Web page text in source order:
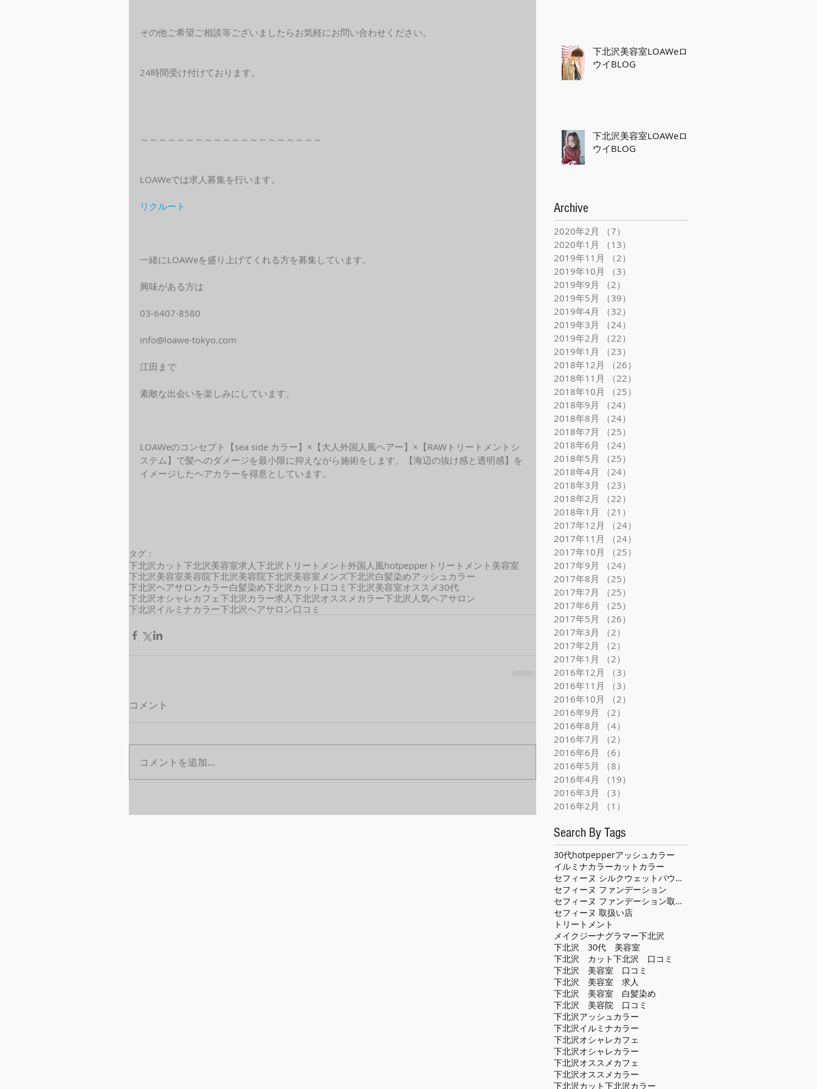
その他ご希望ご相談等ございましたらお気軽にお問い合わせください。
24時間受け付けております。
～～～～～～～～～～～～～～～～～～～～
LOAWeでは求人募集を行います。
リクルート
一緒にLOAWeを盛り上げてくれる方を募集しています。
興味がある方は
03-6407-8580
info@loawe-tokyo.com
江田まで
素敵な出会いを楽しみにしています。
LOAWeのコンセプト【sea side カラー】×【大人外国人風ヘアー】×【RAWトリートメントシ
ステム】で髪へのダメージを最小限に抑えながら施術をします。【海辺の抜け感と透明感】を
イメージしたヘアカラーを得意としています。
タグ：
下北沢カット 下北沢美容室求人下北沢トリートメント 外国人風hotpepper トリートメント 美容室
下北沢美容室美容院下北沢美容院下北沢美容室メンズ下北沢白髪染めアッシュカラー
下北沢ヘアサロンカラー白髪染め下北沢 カット 口コミ 下北沢美容室オススメ 30代
下北沢オシャレカフェ下北沢カラー求人下北沢オススメカラー下北沢人気ヘアサロン
下北沢イルミナカラー下北沢ヘアサロン口コミ
コメント
コメントを追加…
下北沢美容室LOAWeロ
ウイBLOG
下北沢美容室LOAWeロ
ウイBLOG
Archive
2020年2月 （7）
2020年1月
（13）
2019年11月
（2）
2019年10月
（3）
2019年9月
（2）
2019年5月
（39）
2019年4月
（32）
2019年3月
（24）
2019年2月
（22）
2019年1月
（23）
2018年12月
（26）
2018年11月
（22）
2018年10月
（25）
2018年9月
（24）
2018年8月
（24）
2018年7月
（25）
2018年6月
（24）
2018年5月
（25）
2018年4月
（24）
2018年3月
（23）
2018年2月
（22）
2018年1月
（21）
2017年12月
（24）
2017年11月
（24）
2017年10月
（25）
2017年9月
（24）
2017年8月
（25）
2017年7月
（25）
2017年6月
（25）
2017年5月
（26）
2017年3月
（2）
2017年2月
（2）
2017年1月
（2）
2016年12月
（3）
2016年11月
（3）
2016年10月
（2）
2016年9月
（2）
2016年8月
（4）
2016年7月
（2）
2016年6月
（6）
2016年5月
（8）
2016年4月
（19）
2016年3月
（3）
2016年2月
（1）
Search By Tags
30代hotpepperアッシュカラー
イルミナカラーカット カラー
セフィーヌ シルクウェットパウダー
セフィーヌ ファンデーション
セフィーヌ ファンデーション取扱い店
セフィーヌ 取扱い店
トリートメント
メイクジーナグラマー下北沢
下北沢 30代 美容室
下北沢 カット下北沢 口コミ
下北沢 美容室 口コミ
下北沢 美容室 求人
下北沢 美容室 白髪染め
下北沢 美容院 口コミ
下北沢アッシュカラー
下北沢イルミナカラー
下北沢オシャレカフェ
下北沢オシャレカラー
下北沢オススメカフェ
下北沢オススメカラー
下北沢カット下北沢カラー